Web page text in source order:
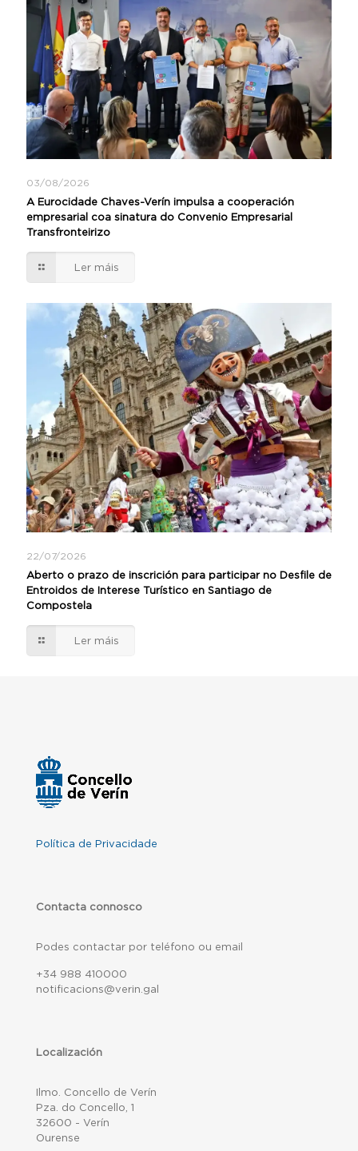
03/08/2026
A Eurocidade Chaves-Verín impulsa a cooperación
empresarial coa sinatura do Convenio Empresarial
Transfronteirizo
Ler máis
22/07/2026
Aberto o prazo de inscrición para participar no Desfile de
Entroidos de Interese Turístico en Santiago de
Compostela
Ler máis
Política de Privacidade
Contacta connosco
Podes contactar por teléfono ou email
+34 988 410000
notificacions@verin.gal
Localización
Ilmo. Concello de Verín
Pza. do Concello, 1
32600 - Verín
Ourense